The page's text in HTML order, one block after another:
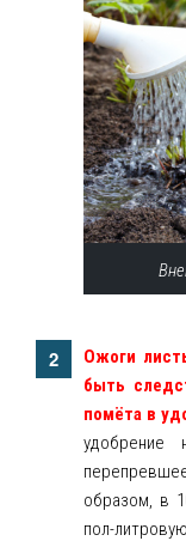
Ожоги
быть
помёта в
образом, в
пол-